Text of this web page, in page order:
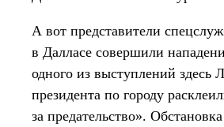
А вот представители
в Далласе совершили
одного из выступлений здесь
президента по городу
за предательство».